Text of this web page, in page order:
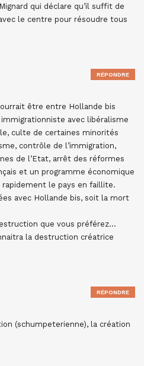
qui déclare qu’il suffit de
le centre pour résoudre tous
être entre Hollande bis
avec libéralisme
culte de certaines minorités
contrôle de l’immigration,
de l’Etat, arrêt des réformes
et un programme économique
le pays en faillite.
avec Hollande bis, soit la mort
que vous préférez…
la destruction créatrice
RÉPONDRE
(schumpeterienne), la création
RÉPONDRE